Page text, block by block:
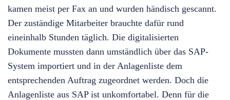
kamen meist per Fax an und wurden händisch gescannt.
Der zuständige Mitarbeiter brauchte dafür rund
eineinhalb Stunden täglich. Die digitalisierten
Dokumente mussten dann umständlich über das SAP-
System importiert und in der Anlagenliste dem
entsprechenden Auftrag zugeordnet werden. Doch die
Anlagenliste aus SAP ist unkomfortabel. Denn für die